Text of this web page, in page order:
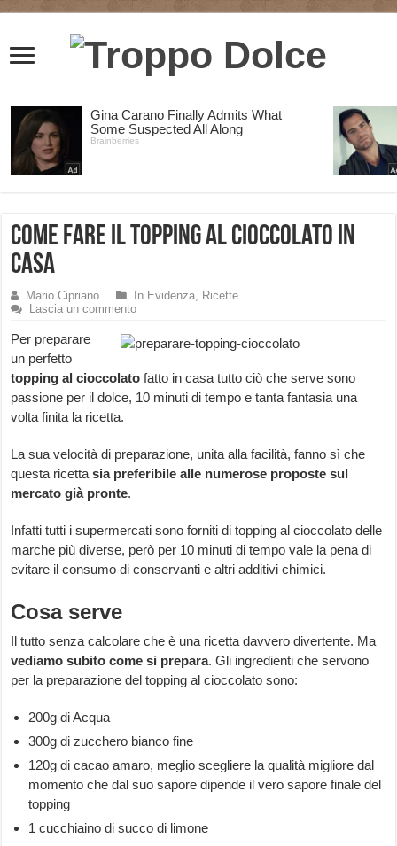
Come fare il topping al cioccolato in
casa
Mario Cipriano In Evidenza, Ricette
Lascia un commento
Per preparare
un perfetto
topping al cioccolato fatto in casa tutto ciò che serve sono
passione per il dolce, 10 minuti di tempo e tanta fantasia una
volta finita la ricetta.
La sua velocità di preparazione, unita alla facilità, fanno sì che
questa ricettasia preferibile alle numerose proposte sul
mercato già pronte.
Infatti tutti i supermercati sono forniti di topping al cioccolato delle
marche più diverse, però per 10 minuti di tempo vale la pena di
evitare il consumo di conservanti e altri additivi chimici.
Cosa serve
Il tutto senza calcolare che è una ricetta davvero divertente. Ma
vediamo subito come si prepara. Gli ingredienti che servono
per la preparazione del topping al cioccolato sono:
200g di Acqua
300g di zucchero bianco fine
120g di cacao amaro, meglio scegliere la qualità migliore dal
momento che dal suo sapore dipende il vero sapore finale del
topping
1 cucchiaino di succo di limone